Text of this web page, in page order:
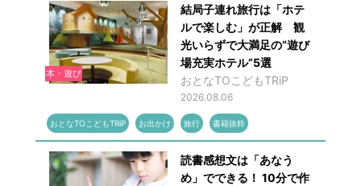
本・遊び
結局子連れ旅行は「ホテ
ルで楽しむ」が正解 観
光いらずで大満足の“遊び
場充実ホテル”5選
おとなTOこどもTRiP
2026.08.06
おとなTOこどもTRiP お出かけ 旅行 書籍抜粋
読書感想文は「あなう
め」でできる！ 10分で作